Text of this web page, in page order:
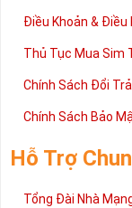
Điều Khoản & Điều
Thủ Tục Mua Sim
Chính Sách Đổi Trả
Chính Sách Bảo
Hỗ Trợ
Tổng Đài Nhà